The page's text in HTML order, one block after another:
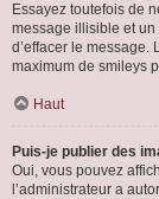
Essayez toutefois de
message illisible et
d’effacer le message.
maximum de smileys
Haut
Puis-je publier des
Oui, vous pouvez
l’administrateur a